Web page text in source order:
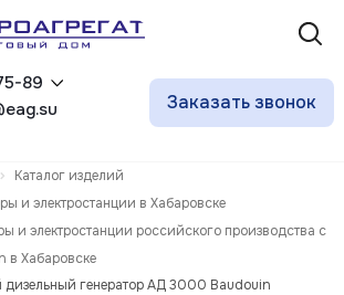
89
Заказать звонок
Каталог изделий
и электростанции в Хабаровске
и электростанции российского производства с
в Хабаровске
дизельный генератор АД 3000 Baudouin